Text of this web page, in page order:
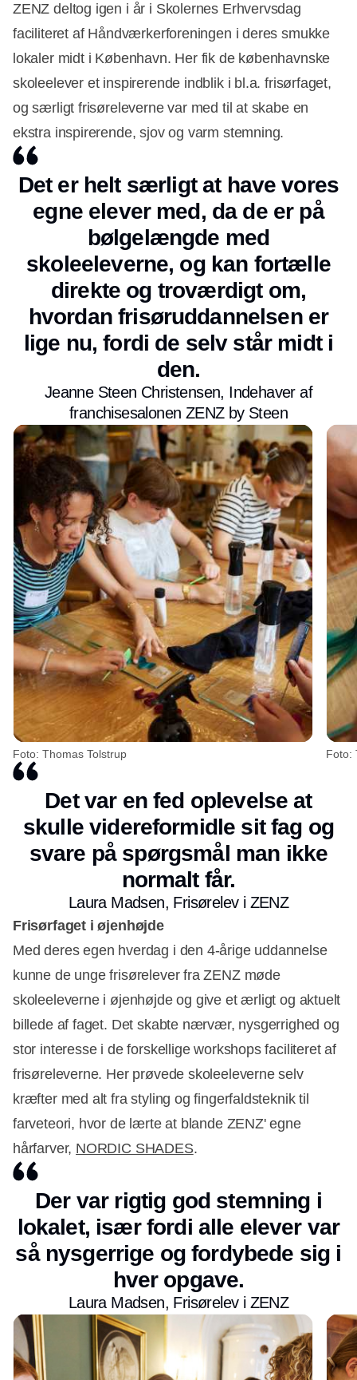
ZENZ deltog igen i år i Skolernes Erhvervsdag
faciliteret af Håndværkerforeningen i deres smukke
lokaler midt i København. Her fik de københavnske
skoleelever et inspirerende indblik i bl.a. frisørfaget,
og særligt frisøreleverne var med til at skabe en
ekstra inspirerende, sjov og varm stemning.
Det er helt særligt at have vores
egne elever med, da de er på
bølgelængde med
skoleeleverne, og kan fortælle
direkte og troværdigt om,
hvordan frisøruddannelsen er
lige nu, fordi de selv står midt i
den.
Jeanne Steen Christensen, Indehaver af
franchisesalonen ZENZ by Steen
Foto: Thomas Tolstrup Foto:
Det var en fed oplevelse at
skulle videreformidle sit fag og
svare på spørgsmål man ikke
normalt får.
Laura Madsen, Frisørelev i ZENZ
Frisørfaget i øjenhøjde
Med deres egen hverdag i den 4-årige uddannelse
kunne de unge frisørelever fra ZENZ møde
skoleeleverne i øjenhøjde og give et ærligt og aktuelt
billede af faget. Det skabte nærvær, nysgerrighed og
stor interesse i de forskellige workshops faciliteret af
frisøreleverne. Her prøvede skoleeleverne selv
kræfter med alt fra styling og fingerfaldsteknik til
farveteori, hvor de lærte at blande ZENZ' egne
hårfarver, NORDIC SHADES.
Der var rigtig god stemning i
lokalet, især fordi alle elever var
så nysgerrige og fordybede sig i
hver opgave.
Laura Madsen, Frisørelev i ZENZ